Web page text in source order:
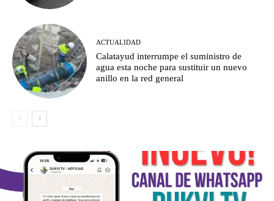
ACTUALIDAD
Calatayud interrumpe el suministro de
agua esta noche para sustituir un nuevo
anillo en la red general